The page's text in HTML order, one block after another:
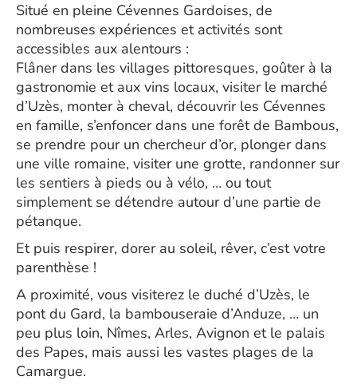
Situé en pleine Cévennes Gardoises, de
nombreuses expériences et activités sont
accessibles aux alentours :
Flâner dans les villages pittoresques, goûter à la
gastronomie et aux vins locaux, visiter le marché
d’Uzès, monter à cheval, découvrir les Cévennes
en famille, s’enfoncer dans une forêt de Bambous,
se prendre pour un chercheur d’or, plonger dans
une ville romaine, visiter une grotte, randonner sur
les sentiers à pieds ou à vélo, … ou tout
simplement se détendre autour d’une partie de
pétanque.
Et puis respirer, dorer au soleil, rêver, c’est votre
parenthèse !
A proximité, vous visiterez le duché d’Uzès, le
pont du Gard, la bambouseraie d’Anduze, … un
peu plus loin, Nîmes, Arles, Avignon et le palais
des Papes, mais aussi les vastes plages de la
Camargue.